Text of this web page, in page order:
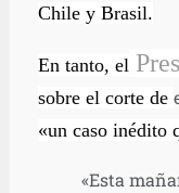
Chile y Brasil.
En tanto, el
sobre el corte de
«un caso inédito
«Esta